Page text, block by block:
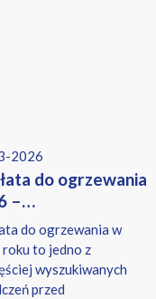
2026
do ogrzewania
–
przysługuje i ile
dostać
bonu
do ogrzewania w
to jedno z
wyszukiwanych
przed